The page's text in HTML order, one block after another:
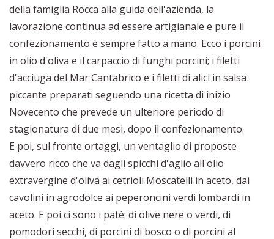
della famiglia Rocca alla guida dell'azienda, la
lavorazione continua ad essere artigianale e pure il
confezionamento è sempre fatto a mano. Ecco i porcini
in olio d'oliva e il carpaccio di funghi porcini; i filetti
d'acciuga del Mar Cantabrico e i filetti di alici in salsa
piccante preparati seguendo una ricetta di inizio
Novecento che prevede un ulteriore periodo di
stagionatura di due mesi, dopo il confezionamento.
E poi, sul fronte ortaggi, un ventaglio di proposte
davvero ricco che va dagli spicchi d'aglio all'olio
extravergine d'oliva ai cetrioli Moscatelli in aceto, dai
cavolini in agrodolce ai peperoncini verdi lombardi in
aceto. E poi ci sono i patè: di olive nere o verdi, di
pomodori secchi, di porcini di bosco o di porcini al